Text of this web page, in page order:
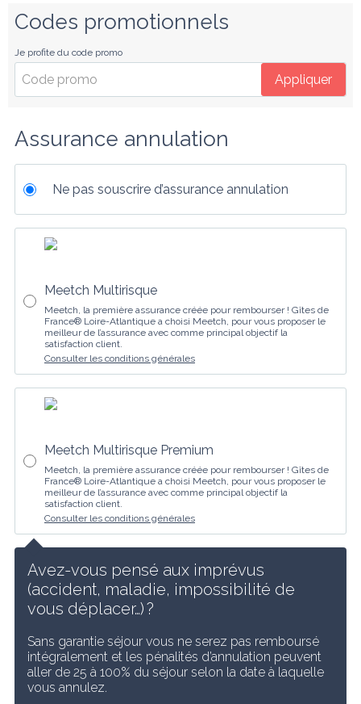
Codes promotionnels
Je profite du code promo
Appliquer
Assurance annulation
Ne pas souscrire d’assurance annulation
Meetch Multirisque
Meetch, la première assurance créée pour rembourser ! Gîtes de
France® Loire-Atlantique a choisi Meetch, pour vous proposer le
meilleur de l’assurance avec comme principal objectif la
satisfaction client.
Consulter les conditions générales
Meetch Multirisque Premium
Meetch, la première assurance créée pour rembourser ! Gîtes de
France® Loire-Atlantique a choisi Meetch, pour vous proposer le
meilleur de l’assurance avec comme principal objectif la
satisfaction client.
Consulter les conditions générales
Avez-vous pensé aux imprévus
(accident, maladie, impossibilité de
vous déplacer…) ?
Sans garantie séjour vous ne serez pas remboursé
intégralement et les pénalités d’annulation peuvent
aller de 25 à 100% du séjour selon la date à laquelle
vous annulez.